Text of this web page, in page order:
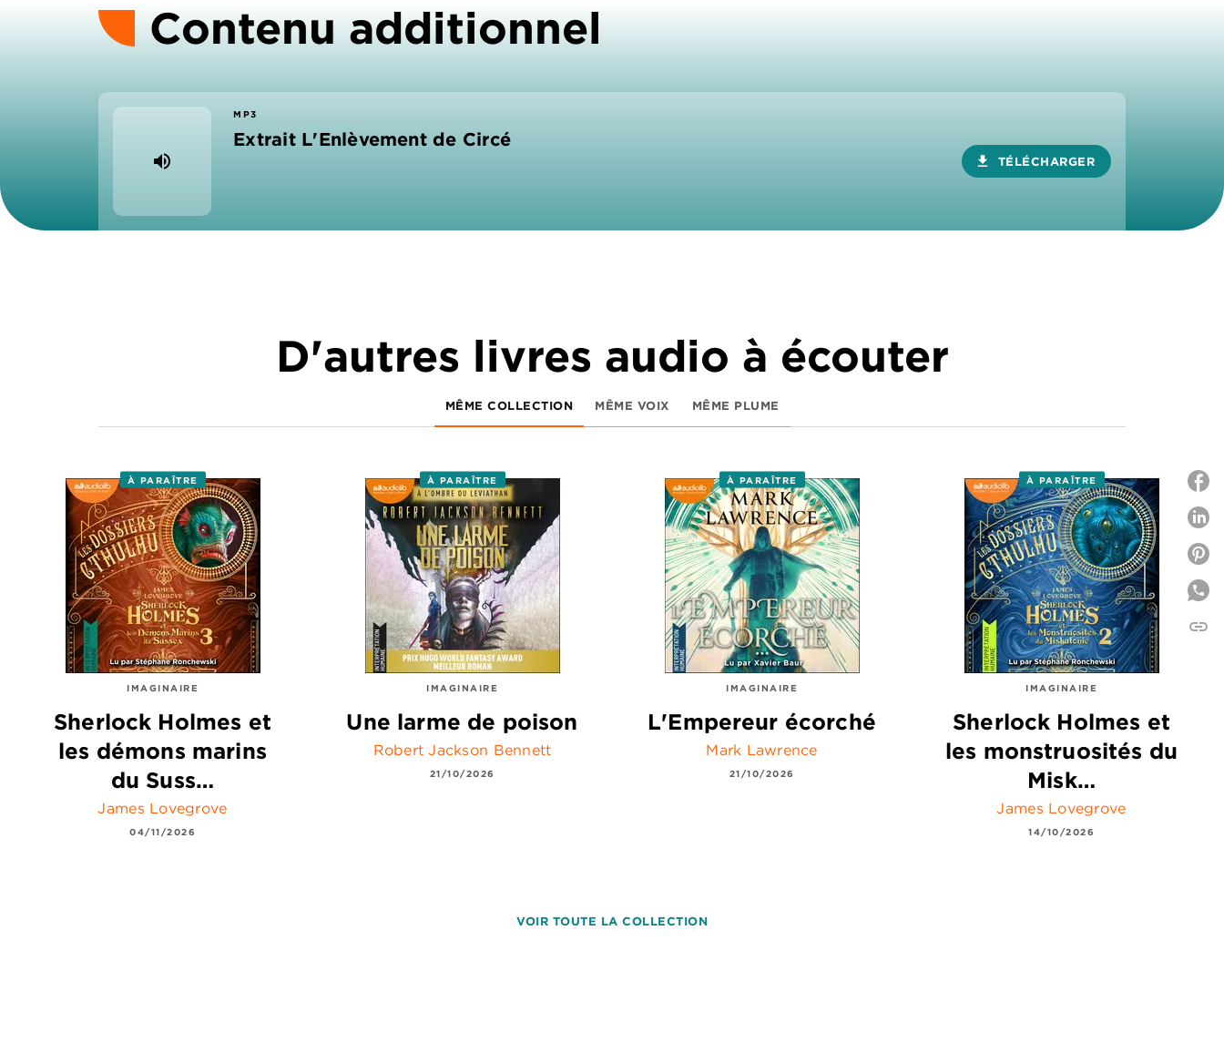
Contenu additionnel
volume_up
MP3
Extrait L'Enlèvement de Circé
download TÉLÉCHARGER
D'autres livres audio à écouter
MÊME COLLECTION MÊME VOIX MÊME PLUME
À PARAÎTRE
IMAGINAIRE
Sherlock Holmes et
les démons marins
du Suss…
James Lovegrove
04/11/2026
À PARAÎTRE
IMAGINAIRE
Une larme de poison
Robert Jackson Bennett
21/10/2026
À PARAÎTRE
IMAGINAIRE
L'Empereur écorché
Mark Lawrence
21/10/2026
À PARAÎTRE
IMAGINAIRE
Sherlock Holmes et
les monstruosités du
Misk…
James Lovegrove
14/10/2026
VOIR TOUTE LA COLLECTION
link